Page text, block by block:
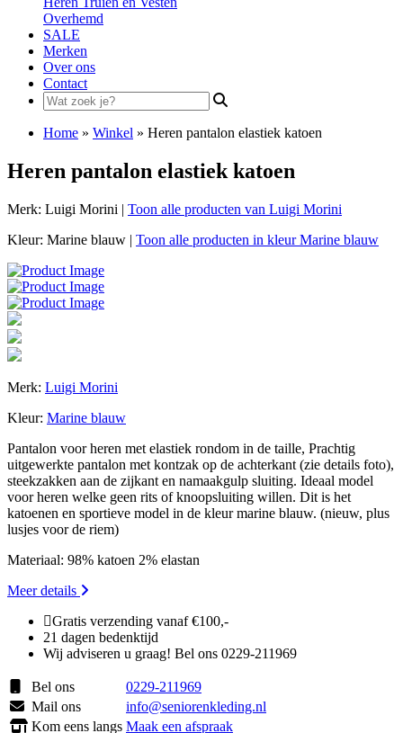
Overhemd
SALE
Merken
Over ons
Contact
Search
for:
Home » Winkel » Heren pantalon elastiek katoen
Heren pantalon elastiek katoen
Merk: Luigi Morini | Toon alle producten van Luigi Morini
Kleur: Marine blauw | Toon alle producten in kleur Marine blauw
Merk: Luigi Morini
Kleur: Marine blauw
Pantalon voor heren met elastiek rondom in de taille, Prachtig
uitgewerkte pantalon met kontzak op de achterkant (zie details foto),
steekzakken aan de zijkant en namaakgulp sluiting. Ideaal model
voor heren welke geen rits of knoopsluiting willen. Dit is het
katoenen en sportieve model in de kleur marine blauw. (nieuw, plus
lusjes voor de riem)
Materiaal: 98% katoen 2% elastan
Meer details
Gratis verzending vanaf €100,-
21 dagen bedenktijd
Wij adviseren u graag! Bel ons 0229-211969
Bel ons
0229-211969
Mail ons
info@seniorenkleding.nl
Kom eens langs Maak een afspraak